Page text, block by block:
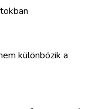
különbözik a